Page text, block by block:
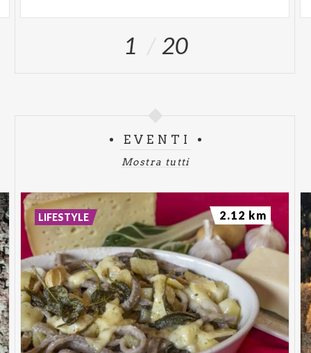
1 20
EVENTI
Mostra tutti
LIFESTYLE 2.12 km